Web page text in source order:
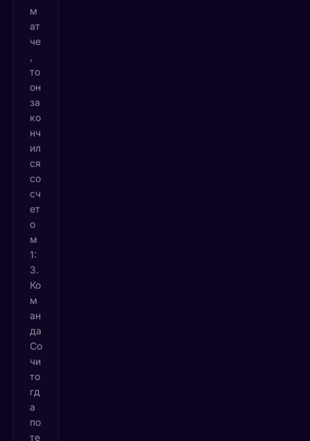
м
ат
че
то
он
за
ко
нч
ил
ся
со
сч
ет
о
м
1:
3.
Ко
м
ан
да
Со
чи
то
гд
а
по
те